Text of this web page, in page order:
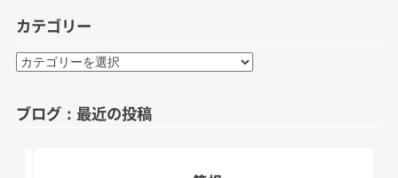
カテゴリー
カ
テ
リ
ブログ：最近の投稿